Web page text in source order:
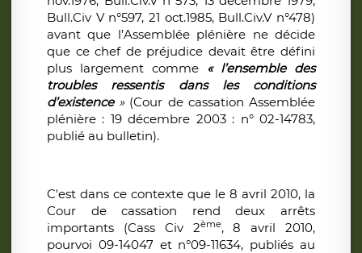
Bull.Civ V n°597, 21 oct.1985, Bull.Civ.V n°478)
avant que l’Assemblée plénière ne décide
que ce chef de préjudice devait être défini
plus largement comme « l’ensemble des
troubles ressentis dans les conditions
d’existence» (Cour de cassation Assemblée
plénière : 19 décembre 2003 : n° 02-14783,
publié au bulletin).
C'est dans ce contexte que le 8 avril 2010, la
Cour de cassation rend deux arrêts
importants (Cass Civ 2ème, 8 avril 2010,
pourvoi 09-14047 et n°09-11634, publiés au